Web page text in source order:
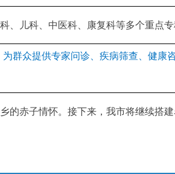
儿科、中医科、康复科等多个重点专
群众提供专家问诊、疾病筛查、健康
赤子情怀。接下来，我市将继续搭